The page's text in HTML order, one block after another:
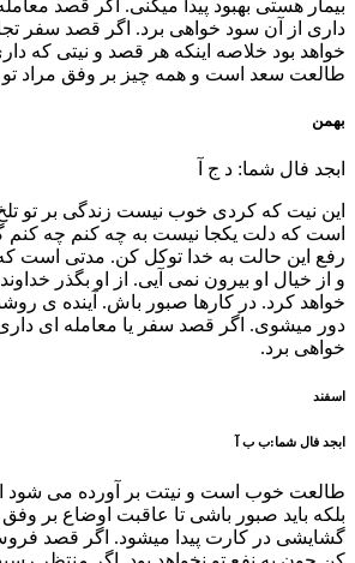
بیمار هستی بهبود پیدا میکنی. اگر قصد
داری از آن سود خواهی برد. اگر قصد سفر
خواهد بود خلاصه اینکه هر قصد و نیتی که
طالعت سعد است و همه چیز بر وفق مراد تو
بهمن
ابجد فال شما: د ج آ
این نیت که کردی خوب نیست زندگی بر تو
است که دلت یکجا نیست به چه کنم چه کنم
رفع این حالت به خدا توکل کن. مدتی است
و از خیال او بیرون نمی آیی. از او بگذر
خواهد کرد. در کارها صبور باش. آینده ی
دور میشوی. اگر قصد سفر یا معامله ای داری
خواهی برد.
اسفند
ابجد فال شما:ب ب آ
طالعت خوب است و نیتت بر آورده می شود
بلکه باید صبور باشی تا عاقبت اوضاع بر
گشایشی در کارت پیدا میشود. اگر قصد